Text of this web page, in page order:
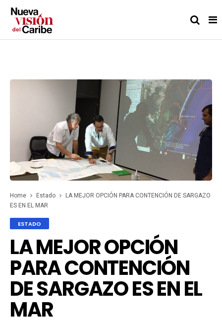
Home Estado
LA MEJOR OPCIÓN PARA CONTENCIÓN DE SARGAZO
ES EN EL MAR
ESTADO
LA MEJOR OPCIÓN
PARA CONTENCIÓN
DE SARGAZO ES EN EL
MAR